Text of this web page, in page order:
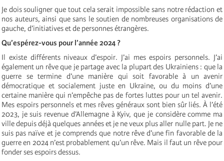
Je dois souligner que tout cela serait impossible sans notre rédaction et
nos auteurs, ainsi que sans le soutien de nombreuses organisations de
gauche, d’initiatives et de personnes étrangères.
Qu’espérez-vous pour l’année 2024 ?
Il existe différents niveaux d’espoir. J’ai mes espoirs personnels. J’ai
également un rêve que je partage avec la plupart des Ukrainiens : que la
guerre se termine d’une manière qui soit favorable à un avenir
démocratique et socialement juste en Ukraine, ou du moins d’une
certaine manière qui n’empêche pas de fortes luttes pour un tel avenir.
Mes espoirs personnels et mes rêves généraux sont bien sûr liés. À l’été
2023, je suis revenue d’Allemagne à Kyiv, que je considère comme ma
ville depuis déjà quelques années et je ne veux plus aller nulle part. Je ne
suis pas naïve et je comprends que notre rêve d’une fin favorable de la
guerre en 2024 n’est probablement qu’un rêve. Mais il faut un rêve pour
fonder ses espoirs dessus.